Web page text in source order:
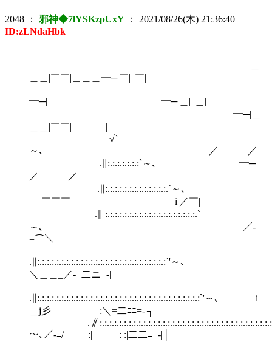
2048 ： 邪神◆7lYSKzpUxY ： 2021/08/26(木) 21:36:40
ID:zLNdaHbk
＿＿|￣￣|＿＿＿━─|￣| |￣|
━─| |━─|＿| |＿|
━─|＿
＿＿|￣￣| |
√`
～､ ／ ／
.∥:.:.:.:.:.:.:`～､ ━─
／ ／ |
.∥:.:.:.:.:.:.:.:.:.:.:.:.:.`～､
￣￣￣ i|／￣|
.∥ :.:.:.:.:.:.:.:.:.:.:.:.:.:.:.:.:.:.:.`
～､ ／‐
=⌒＼
.∥:.:.:.:.:.:.:.:.:.:.:.:.:.:.:.:.:.:.:.:.:.:.:.:.:.:.:`'
＼＿＿_／‐=二ニ=‐|
.∥:.:.:.:.:.:.:.:.:.:.:.:.:.:.:.:.:.:.:.:.:.:.:.:.:.:.:.:.:.:.:.:.:.:`'～､ i|
＿j彡 :＼=二ﾆﾆ=‐|┐
～､／‐ﾆ/ :| : :|二二ﾆ=‐|│